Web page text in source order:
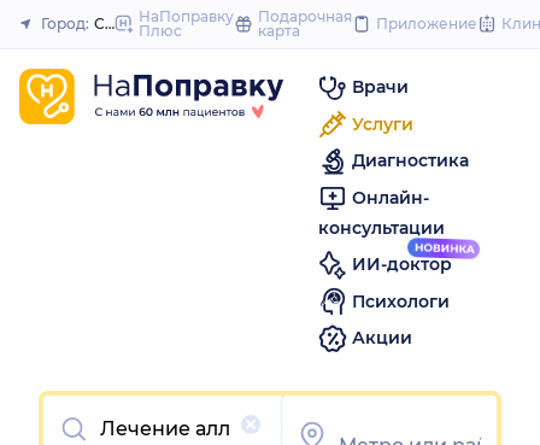
to
Закрыть
Город: СамараНаПоправку
Плюс
Подарочная
карта
Приложение
Врачи
Услуги
Диагностика
Онлайн-
консультации
ИИ-доктор
Психологи
Акции
Очистить